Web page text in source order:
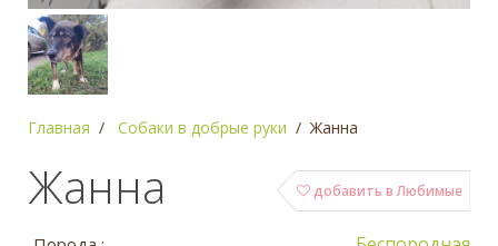
Главная Собаки в добрые руки Жанна
добавить в Любимые
Жанна